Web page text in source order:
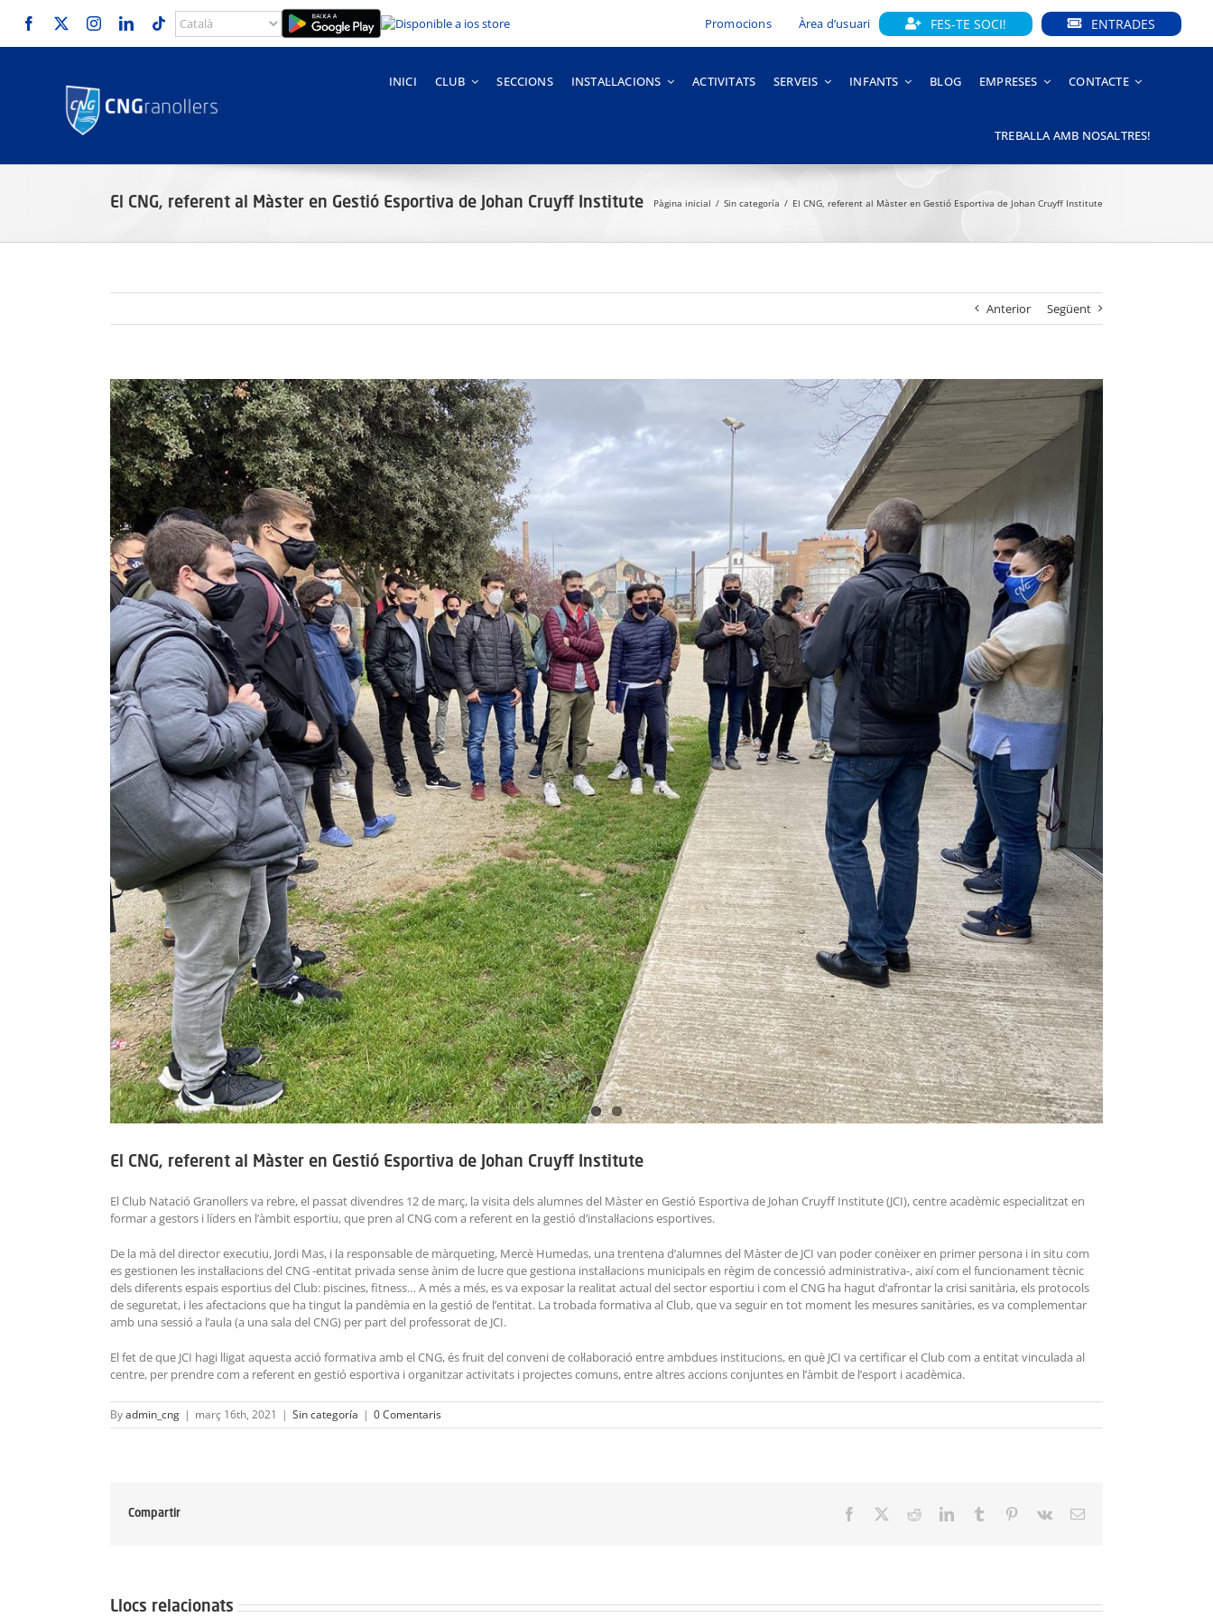
Promocions Àrea d’usuari FES-TE SOCI! ENTRADES
INICI CLUB SECCIONS INSTAL·LACIONS ACTIVITATS SERVEIS INFANTS BLOG EMPRESES CONTACTE
TREBALLA AMB NOSALTRES!
El CNG, referent al Màster en Gestió Esportiva de Johan Cruyff Institute Pàgina inicial Sin categoría El CNG, referent al Màster en Gestió Esportiva de Johan Cruyff Institute
Anterior Següent
View
Larger
Image
El CNG, referent al Màster en Gestió Esportiva de Johan Cruyff Institute
El Club Natació Granollers va rebre, el passat divendres 12 de març, la visita dels alumnes del Màster en Gestió Esportiva de Johan Cruyff Institute (JCI), centre acadèmic especialitzat en
formar a gestors i líders en l’àmbit esportiu, que pren al CNG com a referent en la gestió d’instal·lacions esportives.
De la mà del director executiu, Jordi Mas, i la responsable de màrqueting, Mercè Humedas, una trentena d’alumnes del Màster de JCI van poder conèixer en primer persona i in situ com
es gestionen les instal·lacions del CNG -entitat privada sense ànim de lucre que gestiona instal·lacions municipals en règim de concessió administrativa-, així com el funcionament tècnic
dels diferents espais esportius del Club: piscines, fitness… A més a més, es va exposar la realitat actual del sector esportiu i com el CNG ha hagut d’afrontar la crisi sanitària, els protocols
de seguretat, i les afectacions que ha tingut la pandèmia en la gestió de l’entitat. La trobada formativa al Club, que va seguir en tot moment les mesures sanitàries, es va complementar
amb una sessió a l’aula (a una sala del CNG) per part del professorat de JCI.
El fet de que JCI hagi lligat aquesta acció formativa amb el CNG, és fruit del conveni de col·laboració entre ambdues institucions, en què JCI va certificar el Club com a entitat vinculada al
centre, per prendre com a referent en gestió esportiva i organitzar activitats i projectes comuns, entre altres accions conjuntes en l’àmbit de l’esport i acadèmica.
Byadmin_cng | març 16th, 2021 | Sin categoría | 0 Comentaris
Compartir Facebook RedditLinkedInTumblr Pinterest
Vk Email:
Llocs relacionats